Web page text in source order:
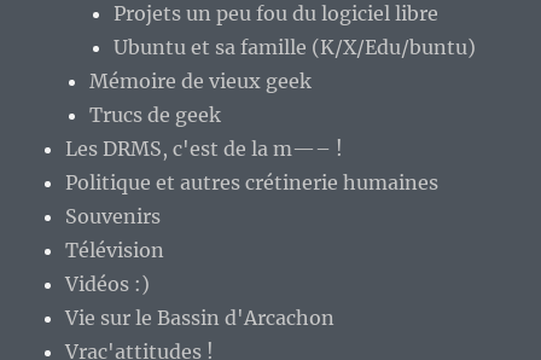
Projets un peu fou du logiciel libre
Ubuntu et sa famille (K/X/Edu/buntu)
Mémoire de vieux geek
Trucs de geek
Les DRMS, c'est de la m—– !
Politique et autres crétinerie humaines
Souvenirs
Télévision
Vidéos :)
Vie sur le Bassin d'Arcachon
Vrac'attitudes !